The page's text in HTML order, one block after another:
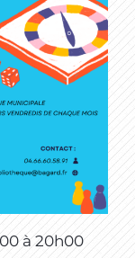
à 20h00